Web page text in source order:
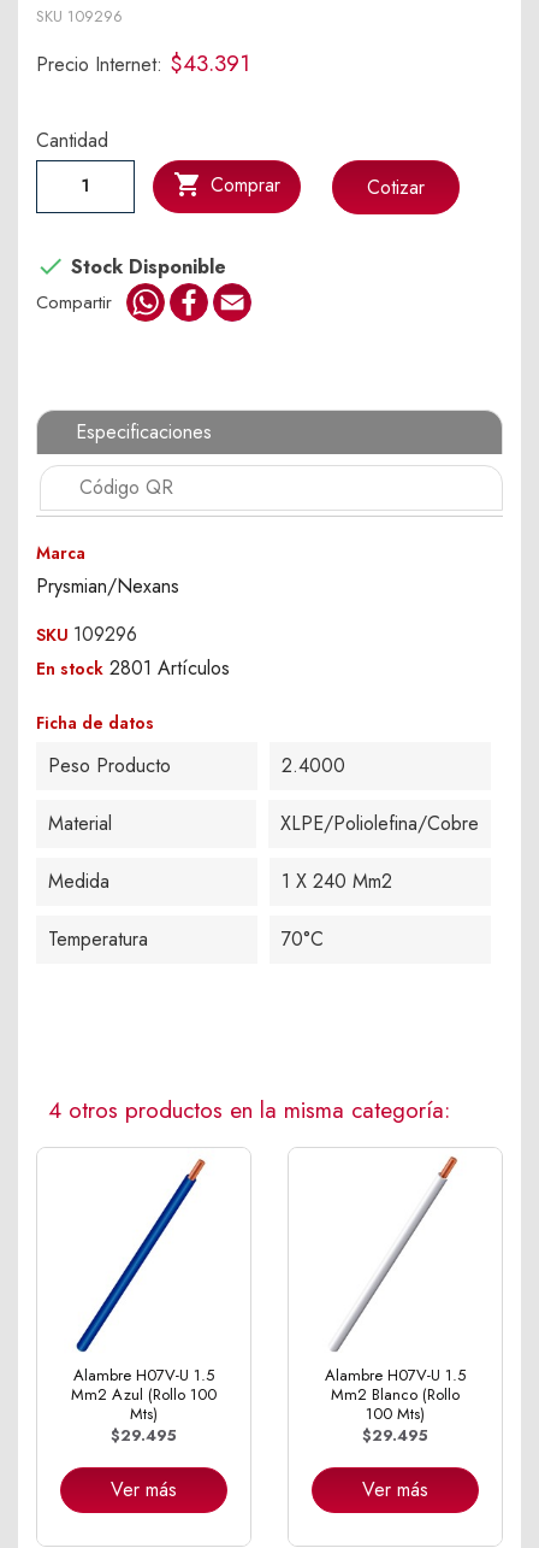
SKU 109296
Precio Internet: $43.391
Cantidad
 Comprar
 Stock Disponible
Cotizar
Compartir WhatsApp
Facebook
Especificaciones
Código QR
Marca
Prysmian/Nexans
SKU 109296
En stock 2801 Artículos
Ficha de datos
Peso Producto 2.4000
Material XLPE/Poliolefina/Cobre
Medida 1 X 240 Mm2
Temperatura 70°C
4 otros productos en la misma categoría:
Alambre H07V-U 1.5
Mm2 Azul (Rollo 100
Mts)
$29.495
Ver más
Alambre H07V-U 1.5
Mm2 Blanco (Rollo
100 Mts)
$29.495
Ver más